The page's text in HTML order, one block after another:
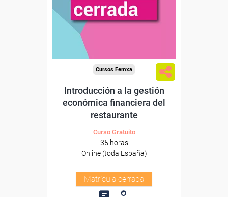
Cursos Femxa
Introducción a la gestión
económica financiera del
restaurante
Curso Gratuito
35 horas
Online (toda España)
Matrícula cerrada